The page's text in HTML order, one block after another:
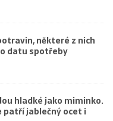
některé z nich
datu spotřeby
hladké jako miminko.
patří jablečný ocet i